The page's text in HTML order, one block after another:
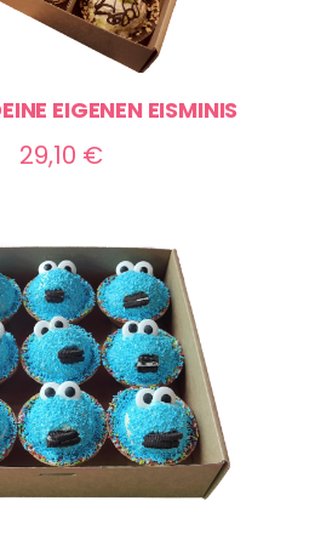
EIGENEN EISMINIS
29,10 €